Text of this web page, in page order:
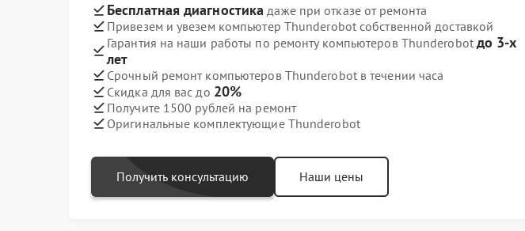
Бесплатная диагностика даже при отказе от ремонта
Привезем и увезем компьютер Thunderobot собственной доставкой
Гарантия на наши работы по ремонту компьютеров Thunderobot до 3-х
лет
Срочный ремонт компьютеров Thunderobot в течении часа
Скидка для вас до 20%
Получите 1500 рублей на ремонт
Оригинальные комплектующие Thunderobot
Получить консультацию Наши цены